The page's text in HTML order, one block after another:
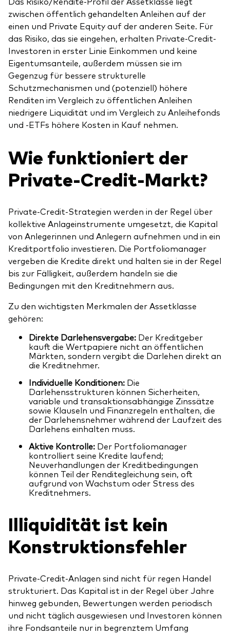
zwischen öffentlich gehandelten Anleihen auf der
einen und Private Equity auf der anderen Seite. Für
das Risiko, das sie eingehen, erhalten Private-Credit-
Investoren in erster Linie Einkommen und keine
Eigentumsanteile, außerdem müssen sie im
Gegenzug für bessere strukturelle
Schutzmechanismen und (potenziell) höhere
Renditen im Vergleich zu öffentlichen Anleihen
niedrigere Liquidität und im Vergleich zu Anleihefonds
und -ETFs höhere Kosten in Kauf nehmen.
Wie funktioniert der
Private-Credit-Markt?
Private-Credit-Strategien werden in der Regel über
kollektive Anlageinstrumente umgesetzt, die Kapital
von Anlegerinnen und Anlegern aufnehmen und in ein
Kreditportfolio investieren. Die Portfoliomanager
vergeben die Kredite direkt und halten sie in der Regel
bis zur Fälligkeit, außerdem handeln sie die
Bedingungen mit den Kreditnehmern aus.
Zu den wichtigsten Merkmalen der Assetklasse
gehören:
Direkte Darlehensvergabe: Der Kreditgeber
kauft die Wertpapiere nicht an öffentlichen
Märkten, sondern vergibt die Darlehen direkt an
die Kreditnehmer.
Individuelle Konditionen: Die
Darlehensstrukturen können Sicherheiten,
variable und transaktionsabhängige Zinssätze
sowie Klauseln und Finanzregeln enthalten, die
der Darlehensnehmer während der Laufzeit des
Darlehens einhalten muss.
Aktive Kontrolle: Der Portfoliomanager
kontrolliert seine Kredite laufend;
Neuverhandlungen der Kreditbedingungen
können Teil der Renditegleichung sein, oft
aufgrund von Wachstum oder Stress des
Kreditnehmers.
Illiquidität ist kein
Konstruktionsfehler
Private-Credit-Anlagen sind nicht für regen Handel
strukturiert. Das Kapital ist in der Regel über Jahre
hinweg gebunden, Bewertungen werden periodisch
und nicht täglich ausgewiesen und Investoren können
ihre Fondsanteile nur in begrenztem Umfang